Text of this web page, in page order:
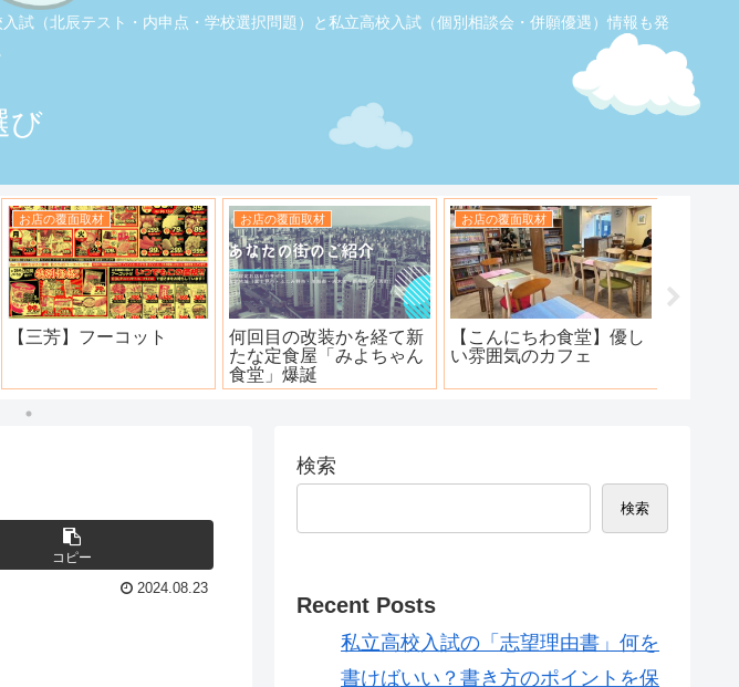
（北辰テスト・内申点・学校選択問題）と私立高校入試（個別相談会・併願優遇）情報も発
び
お店の覆面取材
地元本格寿司屋。おり
お店の覆面取材
【ふじみ野】素敵なステ
ーキ！ワンダーステー
キ！
お店の覆面取材
ハンバーグ工房 川越新河
岸店
コピー
2024.08.23
検索
検索
Recent Posts
私立高校入試の「志望理由書」何を
書けばいい？書き方のポイントを保